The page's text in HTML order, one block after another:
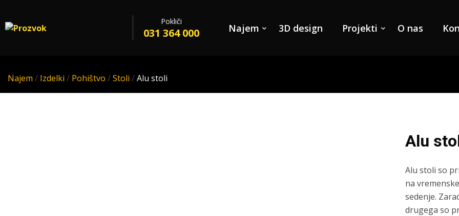
Pokliči
031 364 000 Najem 3D design Projekti O nas
Najem / Izdelki / Pohištvo /Stoli /Alu stoli
Alu
Alu stoli so
na
sedenje.
drugega so